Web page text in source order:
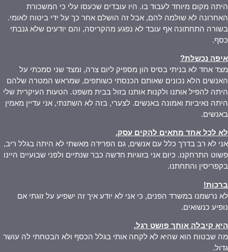
היתה מקום מיוחד לעבוד בו. היו עובדים שכעסו עלי כי המשכורת
האחרונה לא שולמה להם, אבל זה הושלם אחר כך על ידי ביטוח לאומי.
בשורה התחתונה אף עובד לא נפגע מהקריסה, והם יודעים שלא גנבתי
כסף.
איפה נכשלת?
מצד אחד לא בניתי בסיס הון מספיק ליום צרה, ומצד שני סמכתי על
האנשים הלא נכונים שאותם הכנסתי כשותפים, שמראש המטרה שלהם
היתה להפיל אותנו ולקנות אותנו בזול בבית משפט. הטעות העיקרית שלי
היתה נאיביות ואמונה באנשים. לצערי, בזה לא השתנתי, אני עדיין מאמין
באנשים.
לא לכל אחד מתאים להקים עסק.
אני לא רב בדרך כלל עם אנשים, גם הפרידה מאשתי לא היתה בגלל ריב,
פשוט התרחקנו. כיום אני בזוגיות חדשה כבר שנתיים ולפני שבועיים היינו
בקפריסין והתחתנו.
ברכות!
לא נרשמנו במשרד הפנים, כי אני לא יודע איך זה ישפיע על זוגתי אם
נופיע כנשואים.
היא קיבלה אותך פושט רגל.
מה שבטוח הוא שהיא לא לקחה אותי בגלל הכסף ולא הבטחתי לה עושר
גדול.